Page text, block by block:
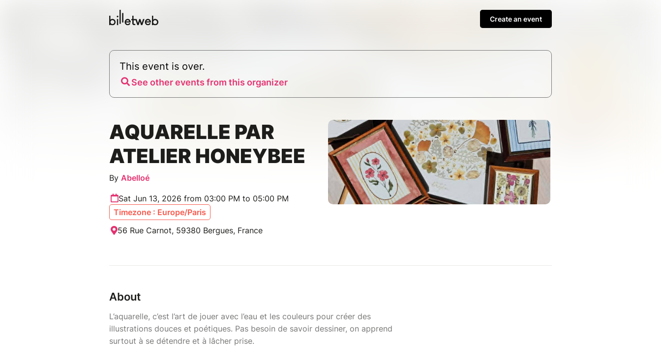
Create an event
This event is over.
See other events from this organizer
AQUARELLE PAR
ATELIER HONEYBEE
By Abelloé
Sat Jun 13, 2026 from 03:00 PM to 05:00 PM
Timezone : Europe/Paris
56 Rue Carnot, 59380 Bergues, France
About
L’aquarelle, c’est l’art de jouer avec l’eau et les couleurs pour créer des
illustrations douces et poétiques. Pas besoin de savoir dessiner, on apprend
surtout à se détendre et à lâcher prise.